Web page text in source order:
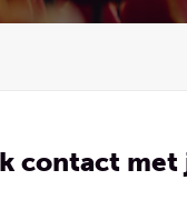
contact met